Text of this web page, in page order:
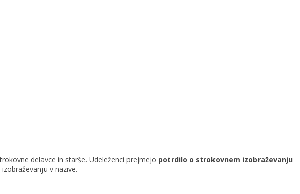
delavce in starše. Udeleženci prejmejo potrdilo o strokovnem izobraževanju
v nazive.